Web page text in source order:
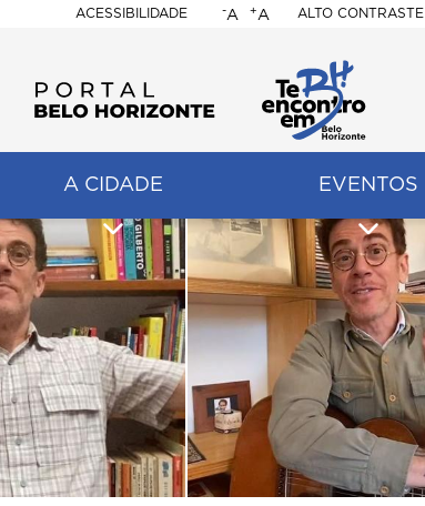
ACESSIBILIDADE
BELO
HORIZONTE
-A +A ALTO CONTRASTE
A CIDADE EVENTOS